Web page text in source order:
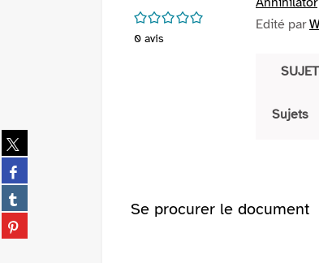
Partager
sur
twitter
(Nouvelle
fenêtre)
Partager
sur
facebook
(Nouvelle
fenêtre)
Partager
sur
tumblr
Partager
sur
/5
0 avis
Edité par
SUJET
Sujets
Se procurer le document